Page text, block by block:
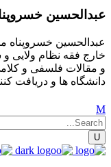
عبدالحسین
عبدالحسین خسروپناه
خارج فقه نظام ولایی
و مقالات فلسفی و
دانشگاه ها و دریافت